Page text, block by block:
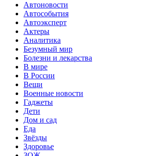
Автоновости
Автособытия
Автоэксперт
Актеры
Аналитика
Безумный мир
Болезни и лекарства
В мире
В России
Вещи
Военные новости
Гаджеты
Дети
Дом и сад
Еда
Звёзды
Здоровье